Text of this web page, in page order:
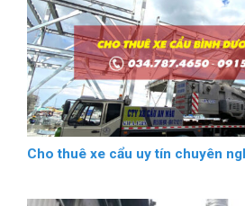
Cho thuê xe cẩu uy tín chuyên